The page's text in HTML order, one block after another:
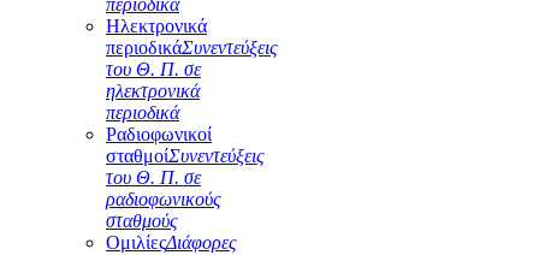
περιοδικά
Ηλεκτρονικά
περιοδικάΣυνεντεύξεις
του Θ. Π. σε
ηλεκτρονικά
περιοδικά
Ραδιοφωνικοί
σταθμοίΣυνεντεύξεις
του Θ. Π. σε
ραδιοφωνικούς
σταθμούς
ΟμιλίεςΔιάφορες